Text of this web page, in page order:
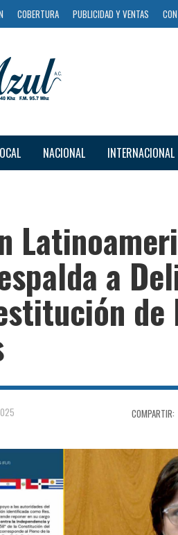
COBERTURA PUBLICIDAD Y VENTAS
NACIONAL INTERNACIONAL
a